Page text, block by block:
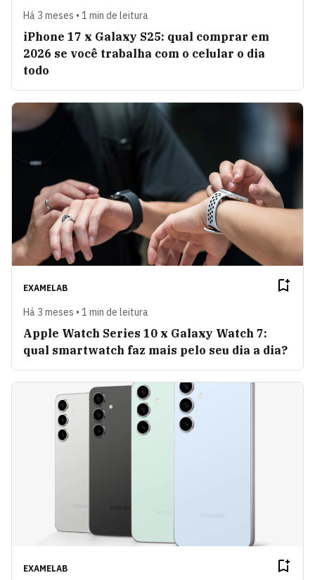
Há 3 meses • 1 min de leitura
iPhone 17 x Galaxy S25: qual comprar em
2026 se você trabalha com o celular o dia
todo
EXAMELAB
Há 3 meses • 1 min de leitura
Apple Watch Series 10 x Galaxy Watch 7:
qual smartwatch faz mais pelo seu dia a dia?
EXAMELAB